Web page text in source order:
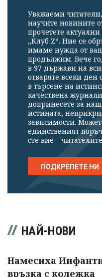
Уважаеми
научите новините
прочетете
„Клуб Z“. Ние се
имаме нужда от
продължим. Вече
в 97 държави на
отваряте всеки
в търсене на
качествена
допринесете за
истината,
зависимости.
единственият
сте вие –
ПОДКРЕПЕТЕ НИ
НАЙ-НОВИ
Намесиха
връзка с колежка